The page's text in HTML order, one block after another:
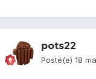
pots22
Posté(e) 18